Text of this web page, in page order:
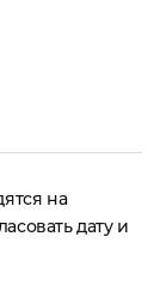
на
дату и